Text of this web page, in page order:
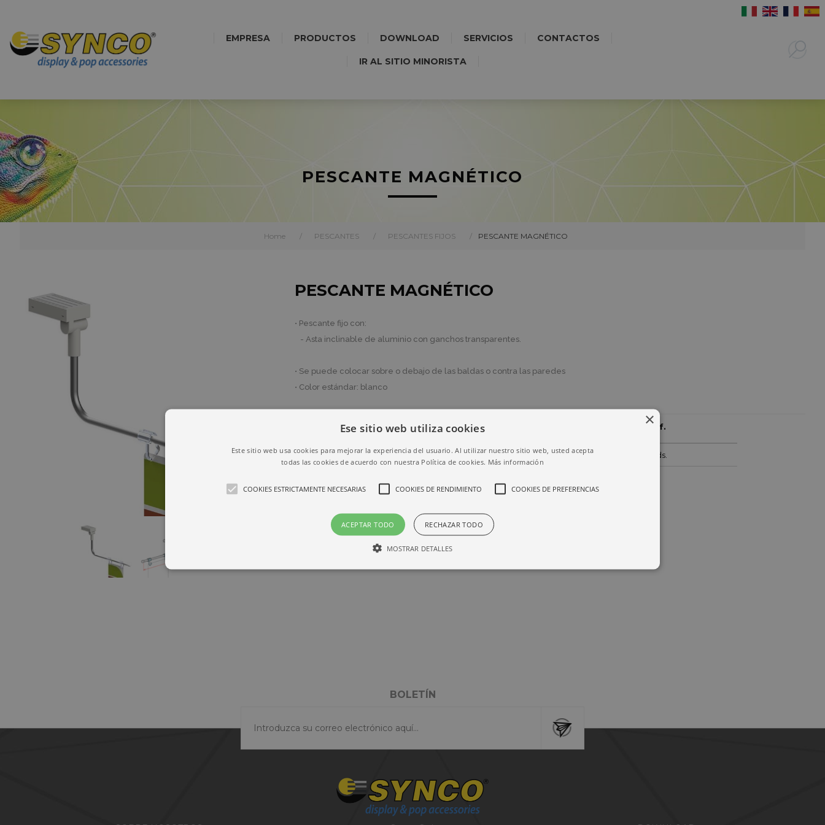
EMPRESA PRODUCTOS DOWNLOAD SERVICIOS CONTACTOS
IR AL SITIO MINORISTA
Home / PESCANTES / PESCANTES FIJOS / PESCANTE MAGNÉTICO
PESCANTE MAGNÉTICO
PESCANTE MAGNÉTICO
• Pescante fijo con:
- Asta inclinable de aluminio con ganchos transparentes.
• Se puede colocar sobre o debajo de las baldas o contra las paredes
• Color estándar: blanco
L Color Conf.
841207 300 mm Blanco 250 g 10 uds.
Descargar ficha de producto
BOLETÍN
×
Ese sitio web utiliza cookies
Este sitio web usa cookies para mejorar la experiencia del usuario. Al utilizar nuestro sitio web, usted acepta
todas las cookies de acuerdo con nuestra Política de cookies. Más información
COOKIES ESTRICTAMENTE NECESARIAS COOKIES DE RENDIMIENTO COOKIES DE PREFERENCIAS
ACEPTAR TODO RECHAZAR TODO
MOSTRAR DETALLES